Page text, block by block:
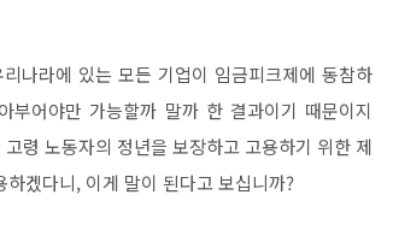
나라에 있는 모든 기업이 임금피크제에 동참하
어야만 가능할까 말까 한 결과이기 때문이지
령 노동자의 정년을 보장하고 고용하기 위한 제
겠다니, 이게 말이 된다고 보십니까?